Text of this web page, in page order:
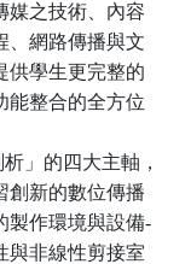
媒之技術、內容
、網路傳播與文
供學生更完整的
能整合的全方位
」的四大主軸，
創新的數位傳播
製作環境與設備-
與非線性剪接室